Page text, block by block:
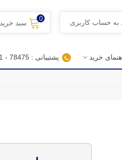
به حساب کاربری
0
سبد خرید
خرید پشتیبانی : 78475 - 021